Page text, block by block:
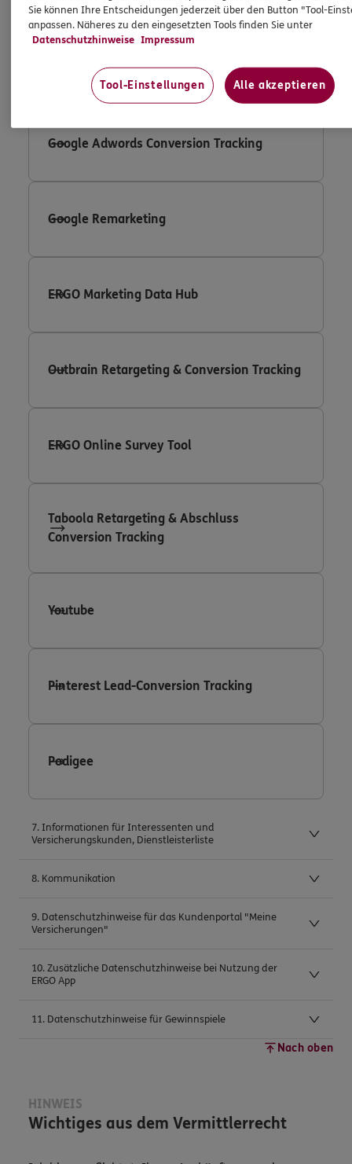
Facebook Custom Audience
Google Adwords Conversion Tracking
Google Remarketing
ERGO Marketing Data Hub
Outbrain Retargeting & Conversion Tracking
ERGO Online Survey Tool
Taboola Retargeting & Abschluss
Conversion Tracking
Youtube
Pinterest Lead-Conversion Tracking
Podigee
7. Informationen für Interessenten und
Versicherungskunden, Dienstleisterliste
8. Kommunikation
9. Datenschutzhinweise für das Kundenportal "Meine
Versicherungen"
10. Zusätzliche Datenschutzhinweise bei Nutzung der
ERGO App
11. Datenschutzhinweise für Gewinnspiele
Nach oben
HINWEIS
Wichtiges aus dem Vermittlerrecht
Sie können Ihre Entscheidungen jederzeit über den Button "Tool-
anpassen. Näheres zu den eingesetzten Tools finden Sie unter
Datenschutzhinweise Impressum
Tool-Einstellungen Alle akzeptieren